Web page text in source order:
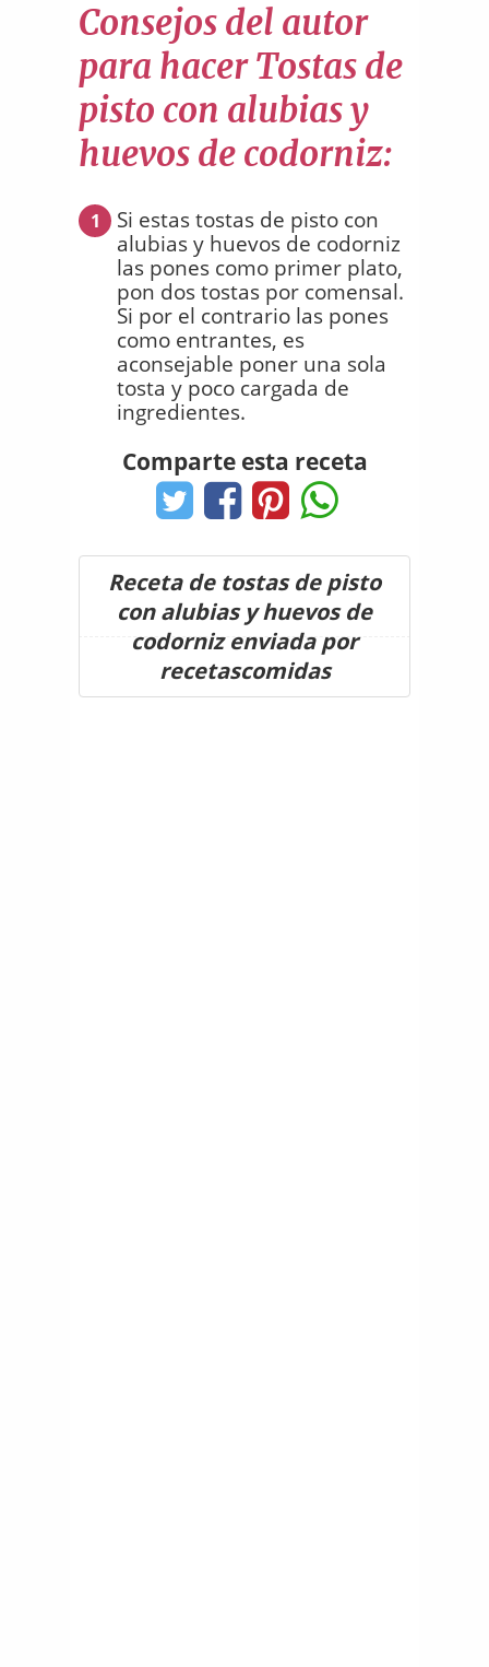
Consejos del autor
para hacer Tostas de
pisto con alubias y
huevos de codorniz:
1
Si estas tostas de pisto con
alubias y huevos de codorniz
las pones como primer plato,
pon dos tostas por comensal.
Si por el contrario las pones
como entrantes, es
aconsejable poner una sola
tosta y poco cargada de
ingredientes.
Comparte esta receta
Receta de tostas de pisto
con alubias y huevos de
codorniz enviada por
recetascomidas